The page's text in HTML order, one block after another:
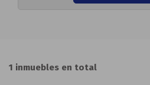
1 inmuebles en total